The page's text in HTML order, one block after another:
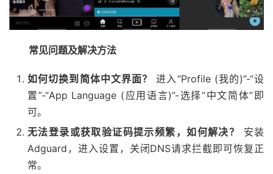
常见问题及解决方法
如何切换到简体中文界面？
进入“Profile (我的)”-“设
置”-“App Language (应用语言)”-选择“中文简体”即
可。
无法登录或获取验证码提示频繁，如何解决？
安装
Adguard，进入设置，关闭DNS请求拦截即可恢复正
常。